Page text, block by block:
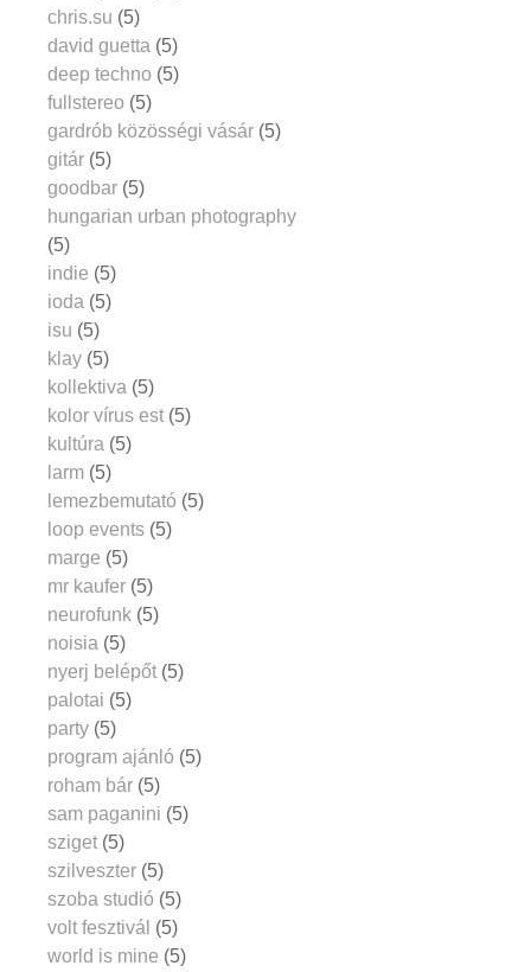
chris.su (5)
david guetta (5)
deep techno (5)
fullstereo (5)
gardrób közösségi vásár (5)
gitár (5)
goodbar (5)
hungarian urban photography
(5)
indie (5)
ioda (5)
isu (5)
klay (5)
kollektiva (5)
kolor vírus est (5)
kultúra (5)
larm (5)
lemezbemutató (5)
loop events (5)
marge (5)
mr kaufer (5)
neurofunk (5)
noisia (5)
nyerj belépőt (5)
palotai (5)
party (5)
program ajánló (5)
roham bár (5)
sam paganini (5)
sziget (5)
szilveszter (5)
szoba studió (5)
volt fesztivál (5)
world is mine (5)